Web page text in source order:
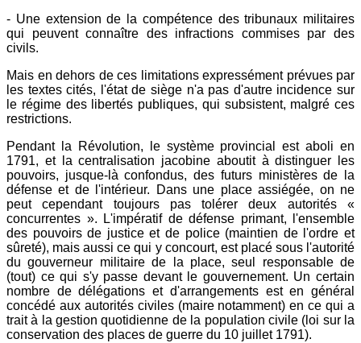
- Une extension de la compétence des tribunaux militaires
qui peuvent connaître des infractions commises par des
civils.
Mais en dehors de ces limitations expressément prévues par
les textes cités, l'état de siège n'a pas d'autre incidence sur
le régime des libertés publiques, qui subsistent, malgré ces
restrictions.
Pendant la Révolution, le système provincial est aboli en
1791, et la centralisation jacobine aboutit à distinguer les
pouvoirs, jusque-là confondus, des futurs ministères de la
défense et de l'intérieur. Dans une place assiégée, on ne
peut cependant toujours pas tolérer deux autorités «
concurrentes ». L'impératif de défense primant, l'ensemble
des pouvoirs de justice et de police (maintien de l'ordre et
sûreté), mais aussi ce qui y concourt, est placé sous l'autorité
du gouverneur militaire de la place, seul responsable de
(tout) ce qui s'y passe devant le gouvernement. Un certain
nombre de délégations et d'arrangements est en général
concédé aux autorités civiles (maire notamment) en ce qui a
trait à la gestion quotidienne de la population civile (loi sur la
conservation des places de guerre du 10 juillet 1791).